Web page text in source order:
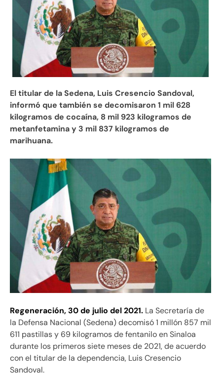
El titular de la Sedena, Luis Cresencio Sandoval,
informó que también se decomisaron 1 mil 628
kilogramos de cocaína, 8 mil 923 kilogramos de
metanfetamina y 3 mil 837 kilogramos de
marihuana.
Regeneración,30 de julio del 2021. La Secretaría de
la Defensa Nacional (Sedena) decomisó 1 millón 857 mil
611 pastillas y 69 kilogramos de fentanilo en Sinaloa
durante los primeros siete meses de 2021, de acuerdo
con el titular de la dependencia, Luis Cresencio
Sandoval.